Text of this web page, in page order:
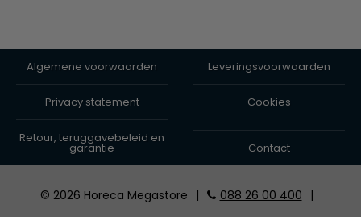
Algemene voorwaarden Leveringsvoorwaarden
Privacy statement Cookies
Retour, teruggavebeleid en
garantie Contact
© 2026 Horeca Megastore | 088 26 00 400
|